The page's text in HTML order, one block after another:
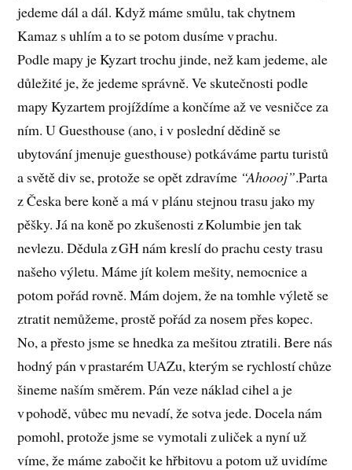
jedeme dál a dál. Když máme smůlu, tak chytnem
Kamaz s uhlím a to se potom dusíme v prachu.
Podle mapy je Kyzart trochu jinde, než kam jedeme, ale
důležité je, že jedeme správně. Ve skutečnosti podle
mapy Kyzartem projíždíme a končíme až ve vesničce za
ním. U Guesthouse (ano, i v poslední dědině se
ubytování jmenuje guesthouse) potkáváme partu turistů
a světě div se, protože se opět zdravíme “Ahoooj”.Parta
z Česka bere koně a má v plánu stejnou trasu jako my
pěšky. Já na koně po zkušenosti z Kolumbie jen tak
nevlezu. Dědula z GH nám kreslí do prachu cesty trasu
našeho výletu. Máme jít kolem mešity, nemocnice a
potom pořád rovně. Mám dojem, že na tomhle výletě se
ztratit nemůžeme, prostě pořád za nosem přes kopec.
No, a přesto jsme se hnedka za mešitou ztratili. Bere nás
hodný pán v prastarém UAZu, kterým se rychlostí chůze
šineme naším směrem. Pán veze náklad cihel a je
v pohodě, vůbec mu nevadí, že sotva jede. Docela nám
pomohl, protože jsme se vymotali z uliček a nyní už
víme, že máme zabočit ke hřbitovu a potom už uvidíme